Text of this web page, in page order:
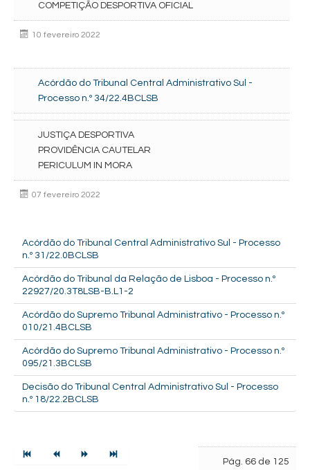
COMPETIÇÃO DESPORTIVA OFICIAL
10 fevereiro 2022
Acórdão do Tribunal Central Administrativo Sul -
Processo n.º 34/22.4BCLSB
JUSTIÇA DESPORTIVA
PROVIDÊNCIA CAUTELAR
PERICULUM IN MORA
07 fevereiro 2022
Acórdão do Tribunal Central Administrativo Sul - Processo
n.º 31/22.0BCLSB
Acórdão do Tribunal da Relação de Lisboa - Processo n.º
22927/20.3T8LSB-B.L1-2
Acórdão do Supremo Tribunal Administrativo - Processo n.º
010/21.4BCLSB
Acórdão do Supremo Tribunal Administrativo - Processo n.º
095/21.3BCLSB
Decisão do Tribunal Central Administrativo Sul - Processo
n.º 18/22.2BCLSB
Pág. 66 de 125